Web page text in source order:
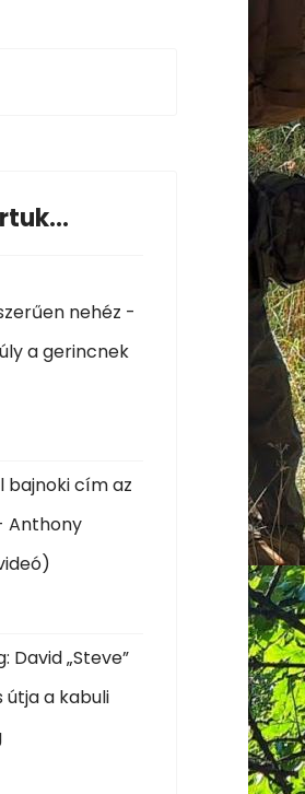
nehéz -
a gerincnek
bajnoki cím az
Anthony
David „Steve”
útja a kabuli